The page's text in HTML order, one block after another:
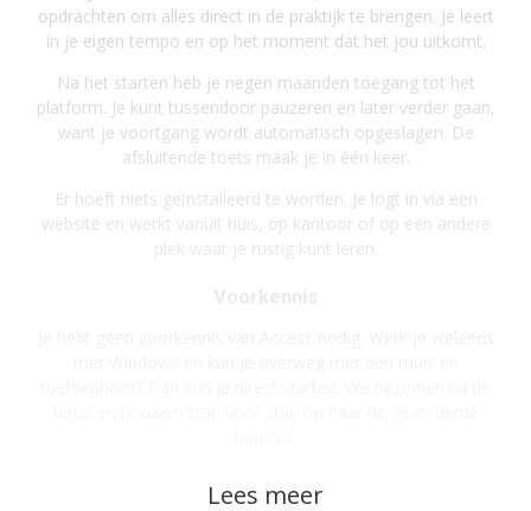
opdrachten om alles direct in de praktijk te brengen. Je leert
in je eigen tempo en op het moment dat het jou uitkomt.
Na het starten heb je negen maanden toegang tot het
platform. Je kunt tussendoor pauzeren en later verder gaan,
want je voortgang wordt automatisch opgeslagen. De
afsluitende toets maak je in één keer.
Er hoeft niets geïnstalleerd te worden. Je logt in via een
website en werkt vanuit huis, op kantoor of op een andere
plek waar je rustig kunt leren.
Opmerkingen